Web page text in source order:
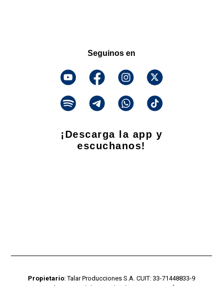
Seguinos en
¡Descarga la app y
escuchanos!
Propietario: Talar Producciones S.A. CUIT: 33-71448833-9